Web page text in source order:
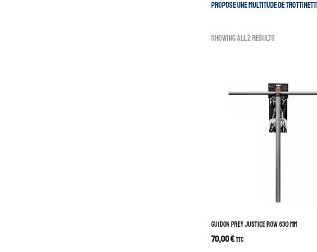
propose une multitude de
Showing all 2 results
GUIDON PREY JUSTICE ROW 630 MM
70,00€TTC